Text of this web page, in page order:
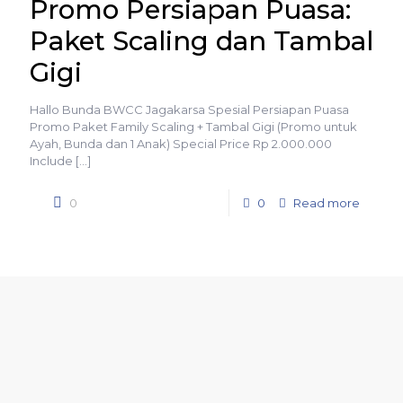
Promo Persiapan Puasa:
Paket Scaling dan Tambal
Gigi
Hallo Bunda BWCC Jagakarsa Spesial Persiapan Puasa
Promo Paket Family Scaling + Tambal Gigi (Promo untuk
Ayah, Bunda dan 1 Anak) Special Price Rp 2.000.000
Include […]
0 0 Read more